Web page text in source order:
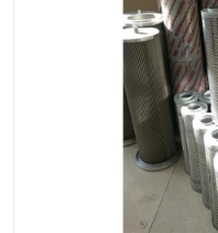
化工盐酸气聚结器